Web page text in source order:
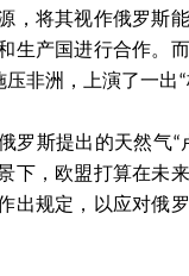
，将其视作俄罗斯
生产国进行合作。
非洲，上演了一出“
罗斯提出的天然气“
下，欧盟打算在未
出规定，以应对俄